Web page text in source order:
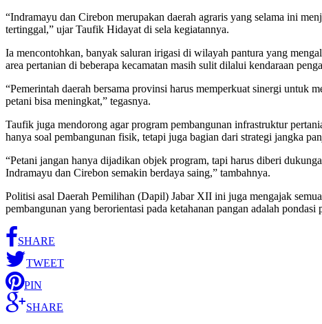
“Indramayu dan Cirebon merupakan daerah agraris yang selama ini
tertinggal,” ujar Taufik Hidayat di sela kegiatannya.
Ia mencontohkan, banyak saluran irigasi di wilayah pantura yang
area pertanian di beberapa kecamatan masih sulit dilalui kendaraan
“Pemerintah daerah bersama provinsi harus memperkuat sinergi
petani bisa meningkat,” tegasnya.
Taufik juga mendorong agar program pembangunan infrastruktur
hanya soal pembangunan fisik, tetapi juga bagian dari strategi jangka
“Petani jangan hanya dijadikan objek program, tapi harus diberi
Indramayu dan Cirebon semakin berdaya saing,” tambahnya.
Politisi asal Daerah Pemilihan (Dapil) Jabar XII ini juga mengajak
pembangunan yang berorientasi pada ketahanan pangan adalah
SHARE
TWEET
PIN
SHARE